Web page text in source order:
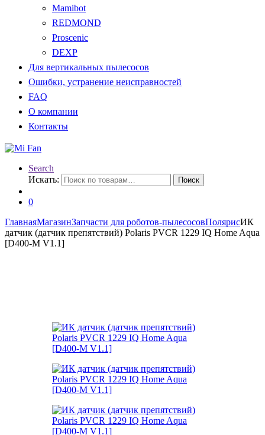
Mamibot
REDMOND
Proscenic
DEXP
Для вертикальных пылесосов
Ошибки, устранение неисправностей
FAQ
О компании
Контакты
Search
Искать:
Поиск
0
ГлавнаяМагазинЗапчасти для роботов-пылесосовПолярисИК
датчик (датчик препятствий) Polaris PVCR 1229 IQ Home Aqua
[D400-M V1.1]